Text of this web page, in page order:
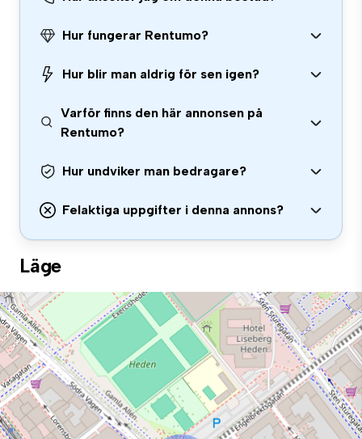
Hur fungerar Rentumo?
Hur blir man aldrig för sen igen?
Varför finns den här annonsen på
Rentumo?
Hur undviker man bedragare?
Felaktiga uppgifter i denna annons?
Läge